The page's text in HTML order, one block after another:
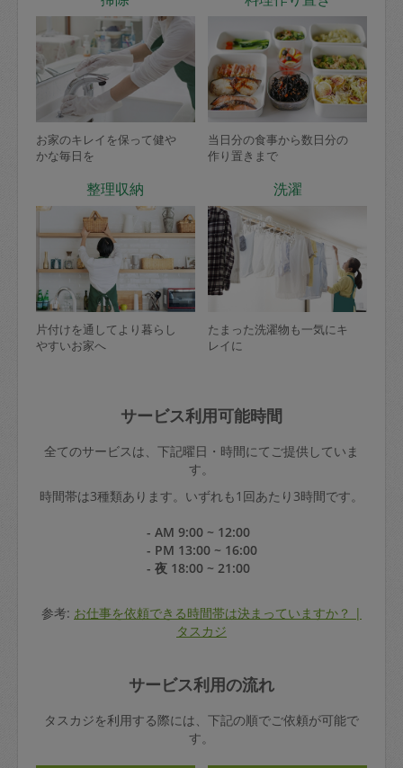
お家のキレイを保って健や
かな毎日を
当日分の食事から数日分の
作り置きまで
整理収納
片付けを通してより暮らし
やすいお家へ
洗濯
たまった洗濯物も一気にキ
レイに
サービス利用可能時間
全てのサービスは、下記曜日・時間にてご提供していま
す。
時間帯は3種類あります。いずれも1回あたり3時間です。
- AM 9:00 ~ 12:00
- PM 13:00 ~ 16:00
- 夜 18:00 ~ 21:00
参考: お仕事を依頼できる時間帯は決まっていますか？ |
タスカジ
サービス利用の流れ
タスカジを利用する際には、下記の順でご依頼が可能で
す。